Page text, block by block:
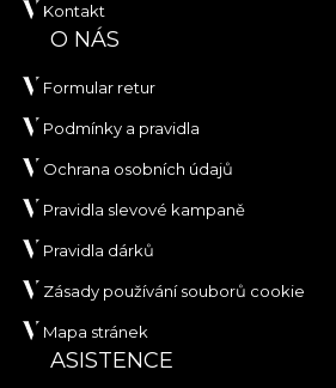
Kontakt
O NÁS
Formular retur
Podmínky a pravidla
Ochrana osobních údajů
Pravidla slevové kampaně
Pravidla dárků
Zásady používání souborů cookie
Mapa stránek
ASISTENCE